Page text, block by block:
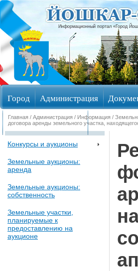
Информационный портал «Город
Город Администрация
Обращения граждан
Главная / Администрация / Информация /
договора аренды земельного участка,
Конкурсы и аукционы
Земельные аукционы:
аренда
Земельные аукционы:
собственность
Земельные участки,
планируемые к
предоставлению на
аукционе